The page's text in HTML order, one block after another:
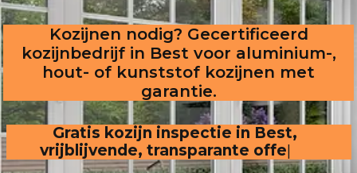
Kozijnen nodig? Gecertificeerd
kozijnbedrijf in Best voor aluminium-,
hout- of kunststof kozijnen met
garantie.
Gratis kozijn inspectie in Best,
vrijblijvende, transparante offerte